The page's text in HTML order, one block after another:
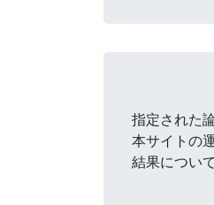
指定された
本サイトの
結果につい